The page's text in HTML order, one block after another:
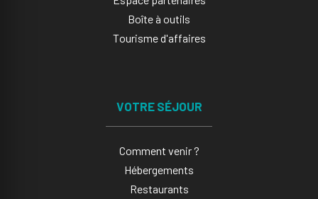
Boîte à outils
Tourisme d'affaires
VOTRE SÉJOUR
Comment venir ?
Hébergements
Restaurants